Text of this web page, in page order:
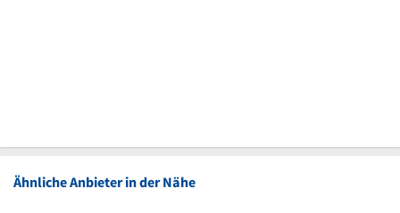
Ähnliche Anbieter in der Nähe